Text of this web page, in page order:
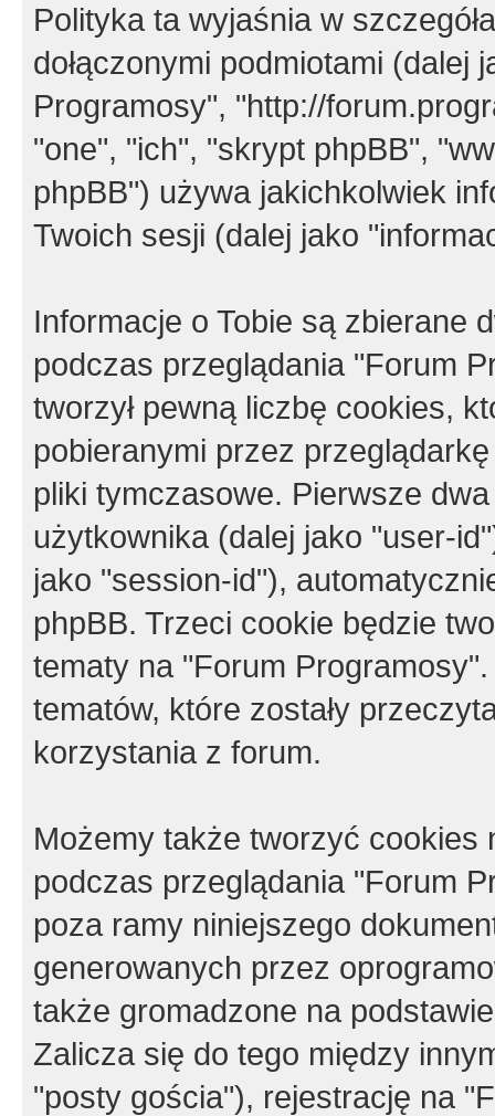
Polityka ta wyjaśnia w
dołączonymi podmiotami (dalej
Programosy", "http://
"one", "ich", "skrypt phpBB",
phpBB") używa jakichkolwiek
Twoich sesji (dalej jako
Informacje o Tobie są zbierane
podczas przeglądania "Forum
tworzył pewną liczbę cookies,
pobieranymi przez
pliki tymczasowe. Pierwsze
użytkownika (dalej jako "user-
jako "session-id"),
phpBB. Trzeci cookie będzie
tematy na "Forum
tematów, które zostały
korzystania z forum.
Możemy także tworzyć cookies
podczas przeglądania "Forum
poza ramy niniejszego
generowanych przez
także gromadzone na
Zalicza się do tego między
"posty gościa"), rejestrację na